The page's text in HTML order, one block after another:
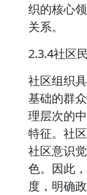
织的核心
关系。
2.3.4社区
社区组织
基础的群
理层次的
特征。社
社区意识
色。因此
度，明确